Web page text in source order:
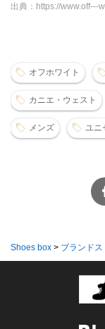
出典：https://www.off---
オフホワイト
カニエ・ウェスト
メンズ ユニ
Shoes box > ブランドス